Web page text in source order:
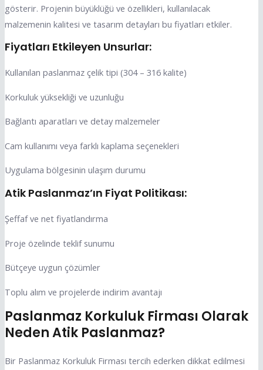
gösterir. Projenin büyüklüğü ve özellikleri, kullanılacak
malzemenin kalitesi ve tasarım detayları bu fiyatları etkiler.
Fiyatları Etkileyen Unsurlar:
Kullanılan paslanmaz çelik tipi (304 – 316 kalite)
Korkuluk yüksekliği ve uzunluğu
Bağlantı aparatları ve detay malzemeler
Cam kullanımı veya farklı kaplama seçenekleri
Uygulama bölgesinin ulaşım durumu
Atik Paslanmaz’ın Fiyat Politikası:
Şeffaf ve net fiyatlandırma
Proje özelinde teklif sunumu
Bütçeye uygun çözümler
Toplu alım ve projelerde indirim avantajı
Paslanmaz Korkuluk Firması Olarak
Neden Atik Paslanmaz?
Bir Paslanmaz Korkuluk Firması tercih ederken dikkat edilmesi